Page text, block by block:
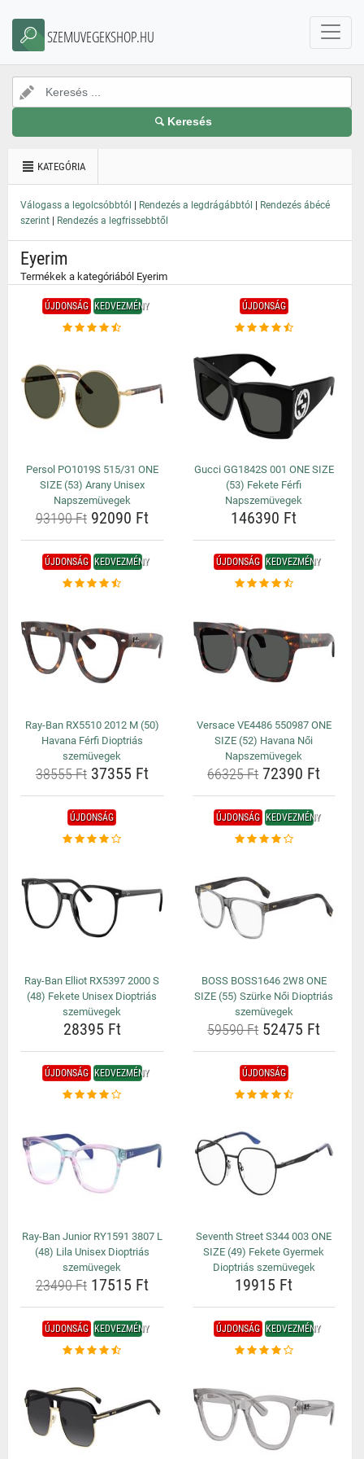
SZEMUVEGEKSHOP.HU
Keresés
KATEGÓRIA
Válogass a legolcsóbbtól | Rendezés a legdrágábbtól | Rendezés ábécé
szerint | Rendezés a legfrissebbtől
Eyerim
Termékek a kategóriából Eyerim
ÚJDONSÁG KEDVEZMÉNY
Persol PO1019S 515/31 ONE
SIZE (53) Arany Unisex
Napszemüvegek
93190 Ft92090 Ft
ÚJDONSÁG
Gucci GG1842S 001 ONE SIZE
(53) Fekete Férfi
Napszemüvegek
146390 Ft
ÚJDONSÁG KEDVEZMÉNY
Ray-Ban RX5510 2012 M (50)
Havana Férfi Dioptriás
szemüvegek
38555 Ft37355 Ft
ÚJDONSÁG KEDVEZMÉNY
Versace VE4486 550987 ONE
SIZE (52) Havana Női
Napszemüvegek
66325 Ft72390 Ft
ÚJDONSÁG
Ray-Ban Elliot RX5397 2000 S
(48) Fekete Unisex Dioptriás
szemüvegek
28395 Ft
ÚJDONSÁG KEDVEZMÉNY
BOSS BOSS1646 2W8 ONE
SIZE (55) Szürke Női Dioptriás
szemüvegek
59590 Ft52475 Ft
ÚJDONSÁG KEDVEZMÉNY
Ray-Ban Junior RY1591 3807 L
(48) Lila Unisex Dioptriás
szemüvegek
23490 Ft17515 Ft
ÚJDONSÁG
Seventh Street S344 003 ONE
SIZE (49) Fekete Gyermek
Dioptriás szemüvegek
19915 Ft
ÚJDONSÁG KEDVEZMÉNY ÚJDONSÁG KEDVEZMÉNY